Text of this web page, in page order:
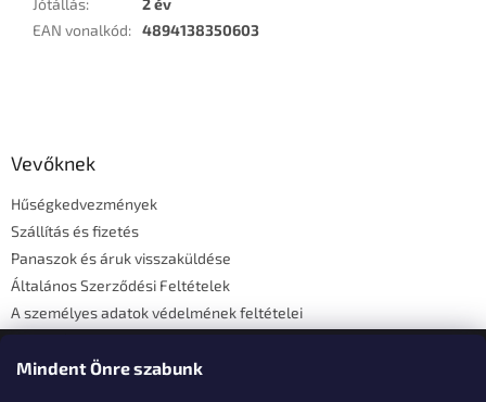
Mindent Önre szabunk
Jótállás:
2 év
EAN vonalkód: 4894138350603
Vevőknek
Hűségkedvezmények
Szállítás és fizetés
Panaszok és áruk visszaküldése
Általános Szerződési Feltételek
A személyes adatok védelmének feltételei
Elérhetőségi adatok